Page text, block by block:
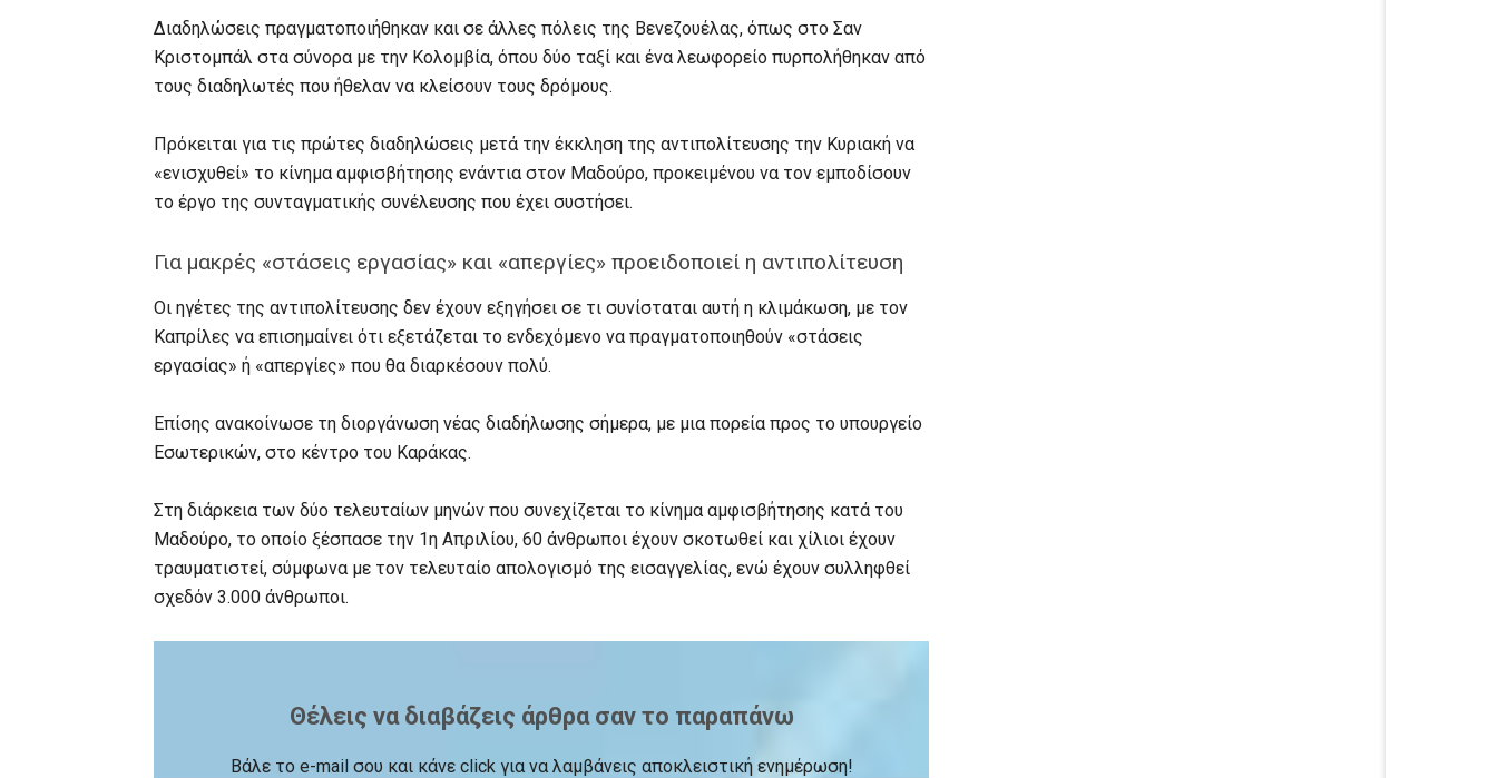
Διαδηλώσεις πραγματοποιήθηκαν και σε άλλες πόλεις της Βενεζουέλας, όπως στο Σαν
Κριστομπάλ στα σύνορα με την Κολομβία, όπου δύο ταξί και ένα λεωφορείο πυρπολήθηκαν από
τους διαδηλωτές που ήθελαν να κλείσουν τους δρόμους.
Πρόκειται για τις πρώτες διαδηλώσεις μετά την έκκληση της αντιπολίτευσης την Κυριακή να
«ενισχυθεί» το κίνημα αμφισβήτησης ενάντια στον Μαδούρο, προκειμένου να τον εμποδίσουν
το έργο της συνταγματικής συνέλευσης που έχει συστήσει.
Για μακρές «στάσεις εργασίας» και «απεργίες» προειδοποιεί η αντιπολίτευση
Οι ηγέτες της αντιπολίτευσης δεν έχουν εξηγήσει σε τι συνίσταται αυτή η κλιμάκωση, με τον
Καπρίλες να επισημαίνει ότι εξετάζεται το ενδεχόμενο να πραγματοποιηθούν «στάσεις
εργασίας» ή «απεργίες» που θα διαρκέσουν πολύ.
Επίσης ανακοίνωσε τη διοργάνωση νέας διαδήλωσης σήμερα, με μια πορεία προς το υπουργείο
Εσωτερικών, στο κέντρο του Καράκας.
Στη διάρκεια των δύο τελευταίων μηνών που συνεχίζεται το κίνημα αμφισβήτησης κατά του
Μαδούρο, το οποίο ξέσπασε την 1η Απριλίου, 60 άνθρωποι έχουν σκοτωθεί και χίλιοι έχουν
τραυματιστεί, σύμφωνα με τον τελευταίο απολογισμό της εισαγγελίας, ενώ έχουν συλληφθεί
σχεδόν 3.000 άνθρωποι.
Θέλεις να διαβάζεις άρθρα σαν το παραπάνω
Βάλε το e-mail σου και κάνε click για να λαμβάνεις αποκλειστική ενημέρωση!